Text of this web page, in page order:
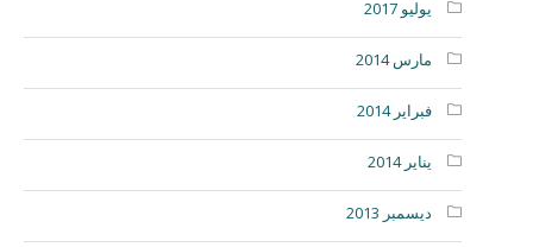
يوليو 2017
مارس 2014
فبراير 2014
يناير 2014
ديسمبر 2013